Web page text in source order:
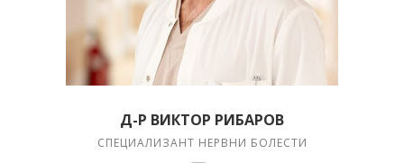
Д-Р ВИКТОР РИБАРОВ
СПЕЦИАЛИЗАНТ НЕРВНИ БОЛЕСТИ